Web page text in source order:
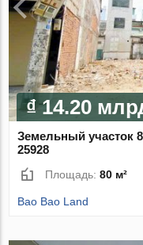
₫ 14.20
Земельный участок
25928
Площадь:80 м²
Bao Bao Land